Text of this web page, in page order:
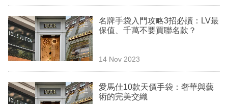
區
名牌手袋入門攻略3招必讀：LV最
保值、千萬不要買聯名款？
14 Nov 2023
愛馬仕10款天價手袋：奢華與藝
術的完美交織